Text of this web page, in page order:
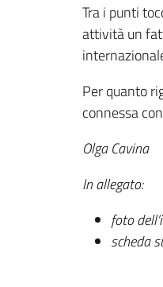
Tra i punti
attività un
Per quanto
connessa
Olga Cavina
In allegato:
foto
scheda